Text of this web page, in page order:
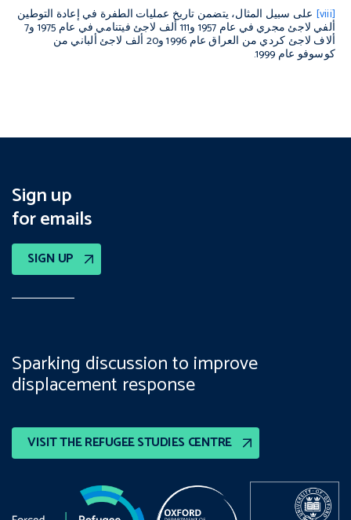
[viii] على سبيل المثال، يتضمن تاريخ عمليات الطفرة في إعادة التوطين
ألفي لاجئ مجري في عام 1957 و111 ألف لاجئ فيتنامي في عام 1975 و7
ألاف لاجئ كردي من العراق عام 1996 و20 ألف لاجئ ألباني من
كوسوفو عام 1999.
Sign up
for emails
SIGN UP
VISIT THE REFUGEE STUDIES CENTRE
Sparking discussion to improve
displacement response